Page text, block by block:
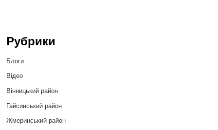
Рубрики
Блоги
Відео
Вінницький район
Гайсинський район
Жмеринський район